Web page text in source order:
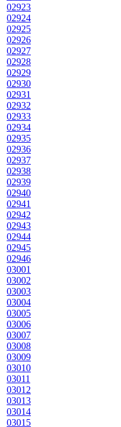
02923
02924
02925
02926
02927
02928
02929
02930
02931
02932
02933
02934
02935
02936
02937
02938
02939
02940
02941
02942
02943
02944
02945
02946
03001
03002
03003
03004
03005
03006
03007
03008
03009
03010
03011
03012
03013
03014
03015